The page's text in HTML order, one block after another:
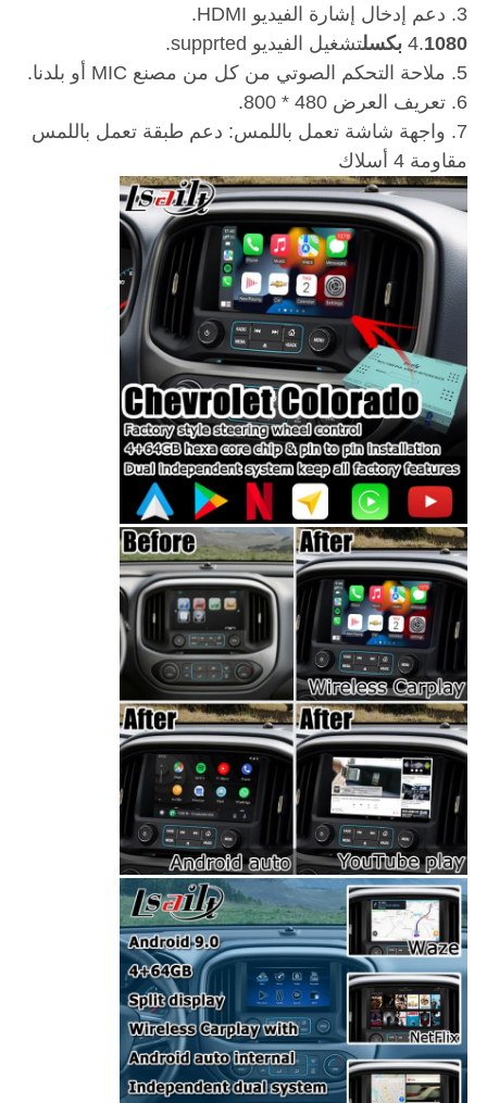
3. دعم إدخال إشارة الفيديو HDMI.
4.1080 بكسل
تشغيل الفيديو supprted.
5. ملاحة التحكم الصوتي من كل من مصنع MIC أو بلدنا.
6. تعريف العرض 480 * 800.
7. واجهة شاشة تعمل باللمس: دعم طبقة تعمل باللمس
مقاومة 4 أسلاك